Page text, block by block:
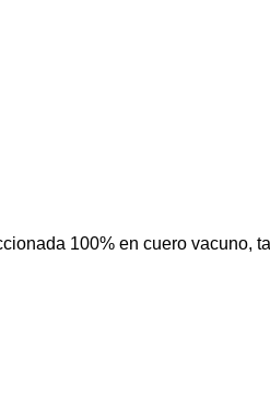
100% en cuero vacuno,